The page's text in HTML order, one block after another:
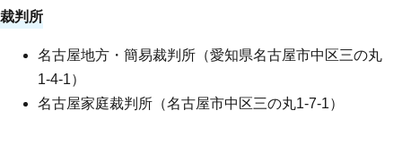
裁判所
名古屋地方・簡易裁判所（愛知県名古屋市中区三の丸
1-4-1）
名古屋家庭裁判所（名古屋市中区三の丸1-7-1）